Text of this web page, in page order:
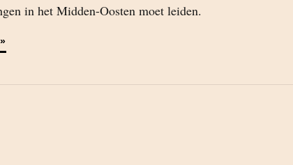
in het Midden-Oosten moet leiden.